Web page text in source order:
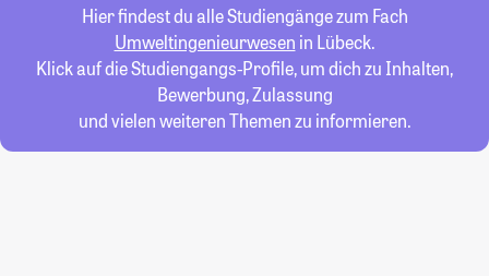
Hier findest du alle Studiengänge zum Fach
Umweltingenieurwesen in Lübeck.
Klick auf die Studiengangs-Profile, um dich zu Inhalten,
Bewerbung, Zulassung
und vielen weiteren Themen zu informieren.